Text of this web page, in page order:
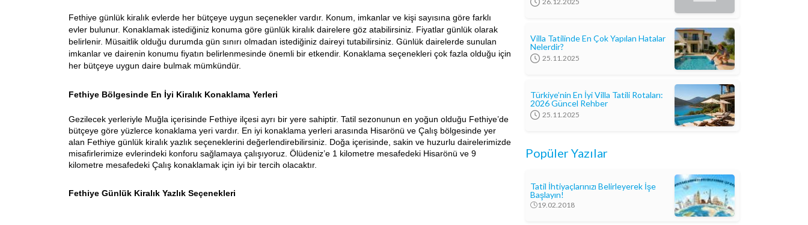
Fethiye günlük kiralık evlerde her bütçeye uygun seçenekler vardır. Konum, imkanlar ve kişi sayısına göre farklı
evler bulunur. Konaklamak istediğiniz konuma göre günlük kiralık dairelere göz atabilirsiniz. Fiyatlar günlük olarak
belirlenir. Müsaitlik olduğu durumda gün sınırı olmadan istediğiniz daireyi tutabilirsiniz. Günlük dairelerde sunulan
imkanlar ve dairenin konumu fiyatın belirlenmesinde önemli bir etkendir. Konaklama seçenekleri çok fazla olduğu için
her bütçeye uygun daire bulmak mümkündür.
Fethiye Bölgesinde En İyi Kiralık Konaklama Yerleri
Gezilecek yerleriyle Muğla içerisinde Fethiye ilçesi ayrı bir yere sahiptir. Tatil sezonunun en yoğun olduğu Fethiye’de
bütçeye göre yüzlerce konaklama yeri vardır. En iyi konaklama yerleri arasında Hisarönü ve Çalış bölgesinde yer
alan Fethiye günlük kiralık yazlık seçeneklerini değerlendirebilirsiniz. Doğa içerisinde, sakin ve huzurlu dairelerimizde
misafirlerimize evlerindeki konforu sağlamaya çalışıyoruz. Ölüdeniz’e 1 kilometre mesafedeki Hisarönü ve 9
kilometre mesafedeki Çalış konaklamak için iyi bir tercih olacaktır.
Fethiye Günlük Kiralık Yazlık Seçenekleri
Villa Tatilinde En Çok Yapılan Hatalar
Nelerdir?
25.11.2025
Türkiye’nin En İyi Villa Tatili Rotaları:
2026 Güncel Rehber
25.11.2025
Popüler Yazılar
Tatil İhtiyaçlarınızı Belirleyerek İşe
Başlayın!
19.02.2018